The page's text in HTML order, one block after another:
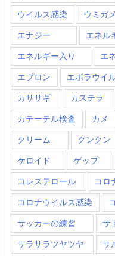
ウイルス感染 ウミガメ
エナジー エネル
エネルギー入り エ
エプロン エボラウイ
カササギ カステラ
カテーテル検査 カメ
クリーム クンクン
ケロイド ゲップ
コレステロール コロ
コロナウイルス感染
サッカーの練習 サ
サラサラツヤツヤ サ